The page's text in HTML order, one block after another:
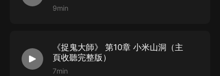
9min
《捉鬼大師》 第10章 小米山洞（主
頁收聽完整版）
7min